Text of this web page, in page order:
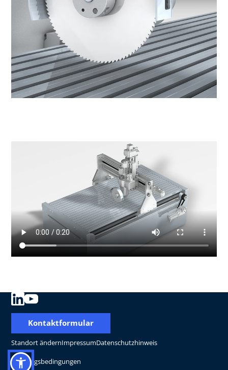
Standort ändernImpressumDatenschutzhinweis
Nutzungsbedingungen
Kontaktformular